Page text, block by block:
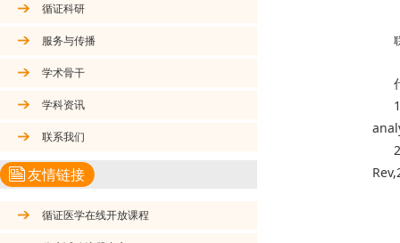
循证科研
服务与传播
学术骨干
学科资讯
联系我们
友情链接
循证医学在线开放课程